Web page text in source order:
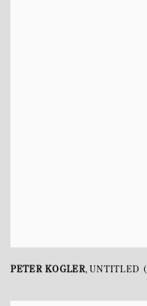
PETER KOGLER, UNTITLED